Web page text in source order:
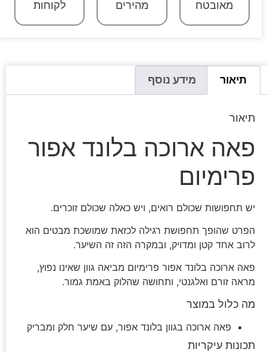
מאובטח
מהירים
לקוחות
תיאור מידע נוסף
תיאור
פאה ארוכה בלונד אפור
פרימיום
יש תחפושות שכולם רואים, ויש כאלה שכולם זוכרים.
הפרט שהופך תחפושת רגילה לכזאת שמושכת מבטים הוא
לרוב אחד קטן ומדויק, ובמקרה הזה זה השיער.
פאה ארוכה בלונד אפור פרימיום מביאה גוון שאינו נפוץ,
מראה זורם ואלגנטי, ותחושה שהלוק באמת גמור.
מה כלול במוצר
פאה ארוכה בגוון בלונד אפור, עם שיער חלק ומבריק
תכונות עיקריות